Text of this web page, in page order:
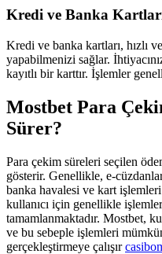
Kredi ve Banka
Kredi ve banka kartları, hızlı
yapabilmenizi sağlar.
kayıtlı bir karttır. İşlemler
Mostbet Para
Sürer?
Para çekim süreleri seçilen
gösterir. Genellikle, e-
banka havalesi ve kart
kullanıcı için genellikle
tamamlanmaktadır. Mostbet,
ve bu sebeple işlemleri
gerçekleştirmeye çalışır